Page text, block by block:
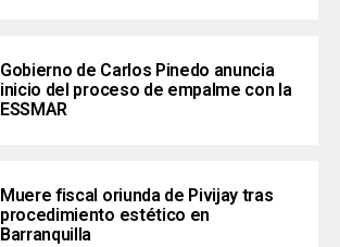
Gobierno de Carlos Pinedo anuncia
inicio del proceso de empalme con la
ESSMAR
Muere fiscal oriunda de Pivijay tras
procedimiento estético en
Barranquilla